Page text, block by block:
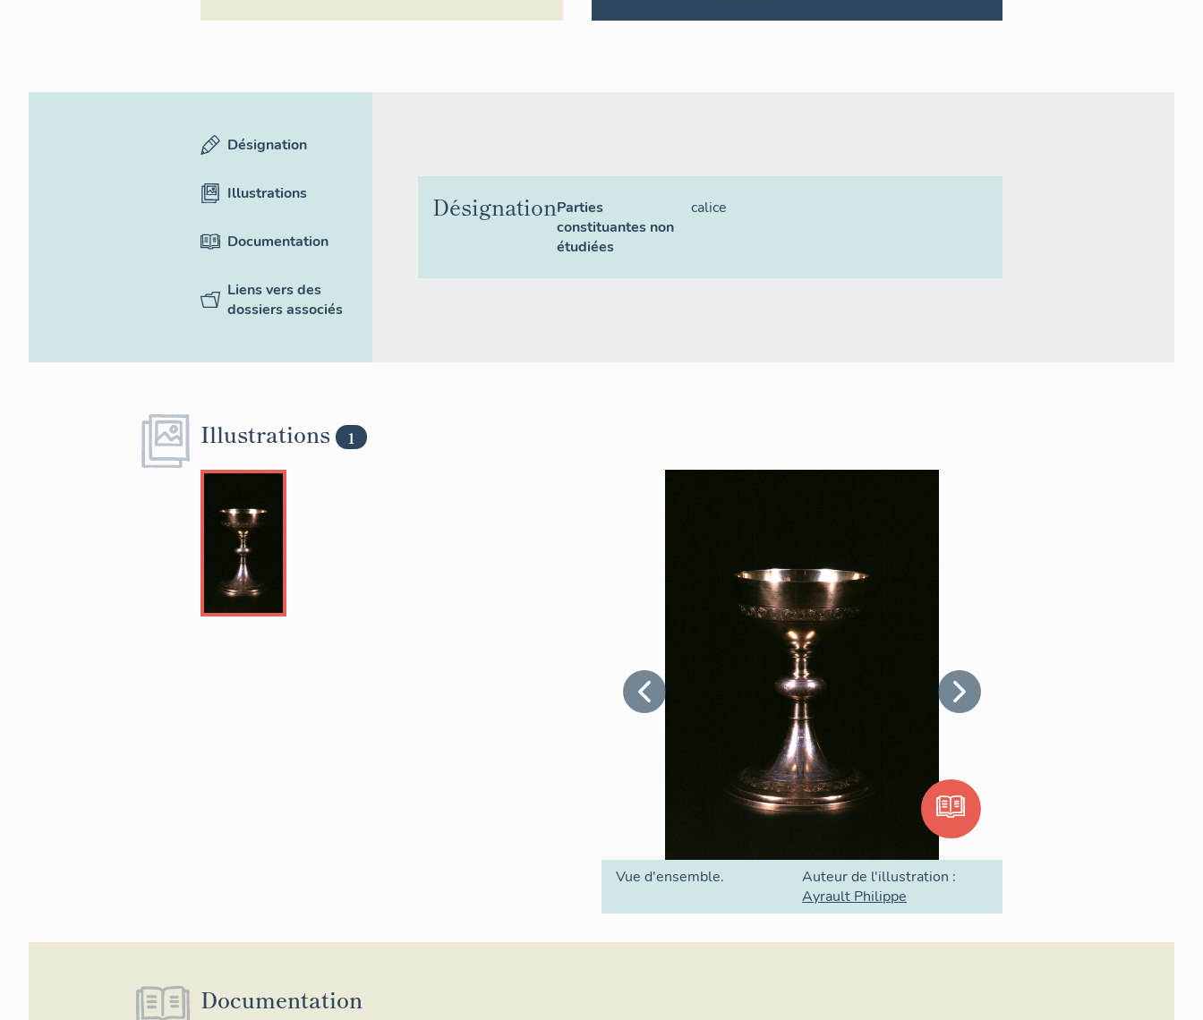
Désignation
Illustrations
Documentation
Liens vers des
dossiers associés
DésignationParties
constituantes non
étudiées
calice
Illustrations 1
Vue d'ensemble.
Auteur de l'illustration :
Ayrault Philippe
Documentation